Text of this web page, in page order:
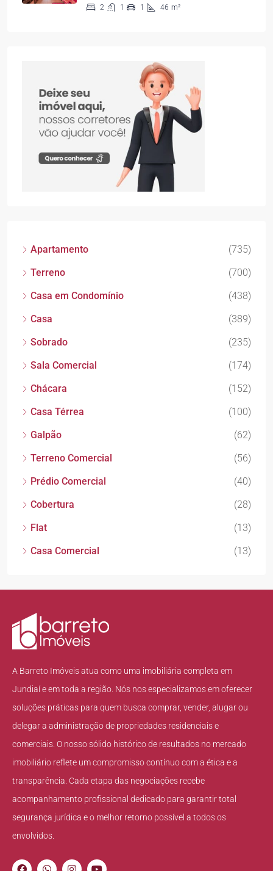
2 1 1 46 m²
Apartamento
(735)
Terreno
(700)
Casa em Condomínio
(438)
Casa
(389)
Sobrado
(235)
Sala Comercial
(174)
Chácara
(152)
Casa Térrea
(100)
Galpão
(62)
Terreno Comercial
(56)
Prédio Comercial
(40)
Cobertura
(28)
Flat
(13)
Casa Comercial
(13)
A Barreto Imóveis atua como uma imobiliária completa em
Jundiaí e em toda a região. Nós nos especializamos em oferecer
soluções práticas para quem busca comprar, vender, alugar ou
delegar a administração de propriedades residenciais e
comerciais. O nosso sólido histórico de resultados no mercado
imobiliário reflete um compromisso contínuo com a ética e a
transparência. Cada etapa das negociações recebe
acompanhamento profissional dedicado para garantir total
segurança jurídica e o melhor retorno possível a todos os
envolvidos.